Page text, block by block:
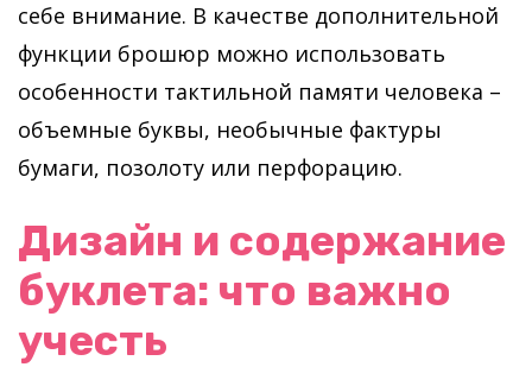
себе внимание. В качестве дополнительной
функции брошюр можно использовать
особенности тактильной памяти человека –
объемные буквы, необычные фактуры
бумаги, позолоту или перфорацию.
Дизайн и содержание
буклета: что важно
учесть